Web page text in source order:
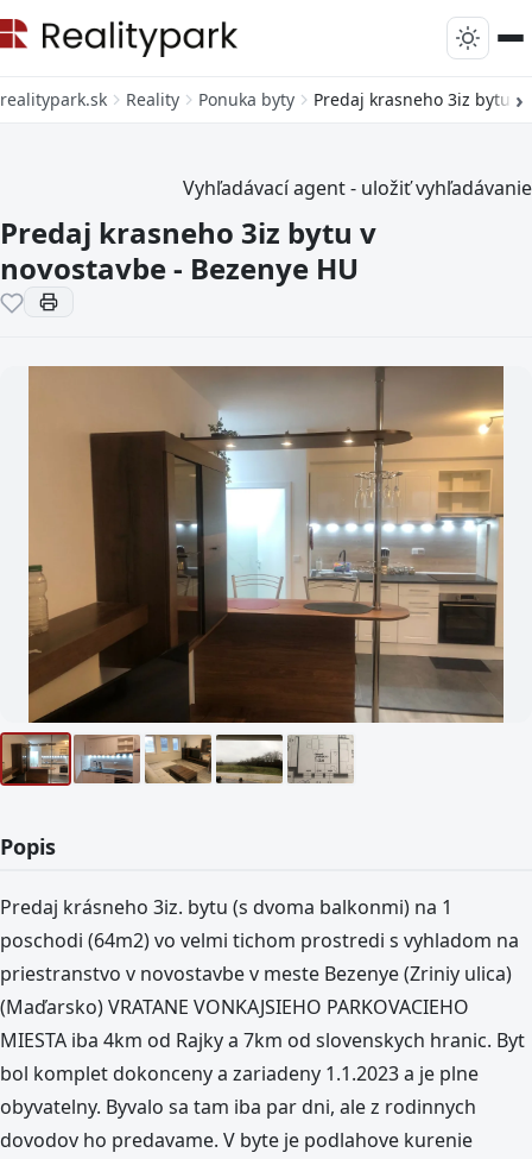
realitypark.sk Reality Ponuka byty Predaj krasneho 3iz bytu v
Vyhľadávací agent - uložiť vyhľadávanie
Predaj krasneho 3iz bytu v
novostavbe - Bezenye HU
Popis
Predaj krásneho 3iz. bytu (s dvoma balkonmi) na 1
poschodi (64m2) vo velmi tichom prostredi s vyhladom na
priestranstvo v novostavbe v meste Bezenye (Zriniy ulica)
(Maďarsko) VRATANE VONKAJSIEHO PARKOVACIEHO
MIESTA iba 4km od Rajky a 7km od slovenskych hranic. Byt
bol komplet dokonceny a zariadeny 1.1.2023 a je plne
obyvatelny. Byvalo sa tam iba par dni, ale z rodinnych
dovodov ho predavame. V byte je podlahove kurenie